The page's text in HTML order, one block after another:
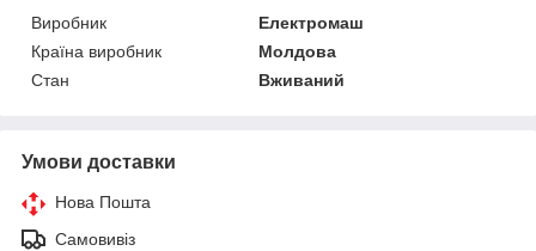
Виробник
Електромаш
Країна виробник
Молдова
Стан
Вживаний
Умови доставки
Нова Пошта
Самовивіз